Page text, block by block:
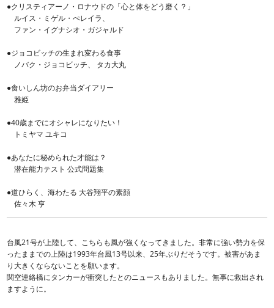
●クリスティアーノ・ロナウドの「心と体をどう磨く？」
ルイス・ミゲル・ぺレイラ、
ファン・イグナシオ・ガジャルド
●ジョコビッチの生まれ変わる食事
ノバク・ジョコビッチ、 タカ大丸
●食いしん坊のお弁当ダイアリー
雅姫
●40歳までにオシャレになりたい！
トミヤマ ユキコ
●あなたに秘められた才能は？
潜在能力テスト 公式問題集
●道ひらく、海わたる 大谷翔平の素顔
佐々木 亨
台風21号が上陸して、こちらも風が強くなってきました。非常に強い勢力を保
ったままでの上陸は1993年台風13号以来、25年ぶりだそうです。被害があま
り大きくならないことを願います。
関空連絡橋にタンカーが衝突したとのニュースもありました。無事に救出され
ますように。